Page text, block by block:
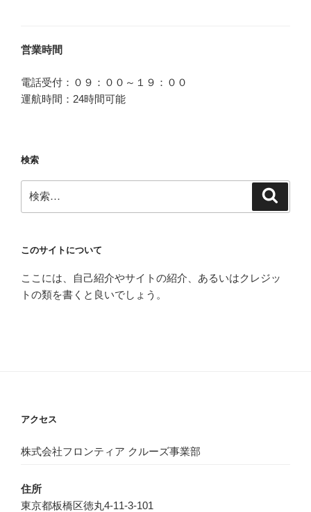
営業時間
電話受付：０９：００～１９：００
運航時間：24時間可能
検索
索:
このサイトについて
ここには、自己紹介やサイトの紹介、あるいはクレジッ
トの類を書くと良いでしょう。
アクセス
株式会社フロンティア クルーズ事業部
住所
東京都板橋区徳丸4-11-3-101